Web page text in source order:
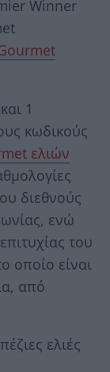
Winner
1
κωδικούς
ελιών
διεθνούς
ενώ
του
οποίο είναι
από
ελιές